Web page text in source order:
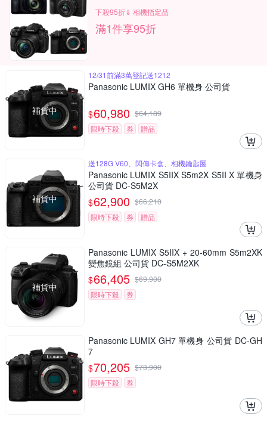
下殺95折⇓ 相機指定品
滿1件享95折
補貨中
12/31前滿3萬登記送1212
Panasonic LUMIX GH6 單機身 公司貨
$60,980 $64,189
限時下殺
券 贈品
補貨中
送128G V60、閃傳卡盒、相機鑰匙圈
Panasonic LUMIX S5IIX S5m2X S5II X 單機身
公司貨 DC-S5M2X
$62,900 $66,210
限時下殺
券 贈品
補貨中
Panasonic LUMIX S5IIX + 20-60mm S5m2XK
變焦鏡組 公司貨 DC-S5M2XK
$66,405 $69,900
限時下殺
券
Panasonic LUMIX GH7 單機身 公司貨 DC-GH
7
$70,205 $73,900
限時下殺
券